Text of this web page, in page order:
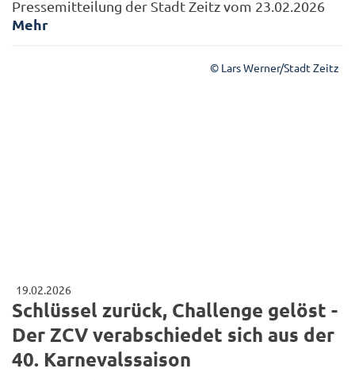
Pressemitteilung der Stadt Zeitz vom 23.02.2026
Mehr
© Lars Werner/Stadt Zeitz
19.02.2026
Schlüssel zurück, Challenge gelöst -
Der ZCV verabschiedet sich aus der
40. Karnevalssaison